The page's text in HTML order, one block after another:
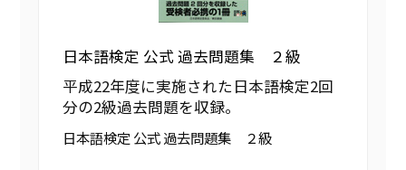
日本語検定 公式 過去問題集 ２級
平成22年度に実施された日本語検定2回
分の2級過去問題を収録。
日本語検定 公式 過去問題集 ２級